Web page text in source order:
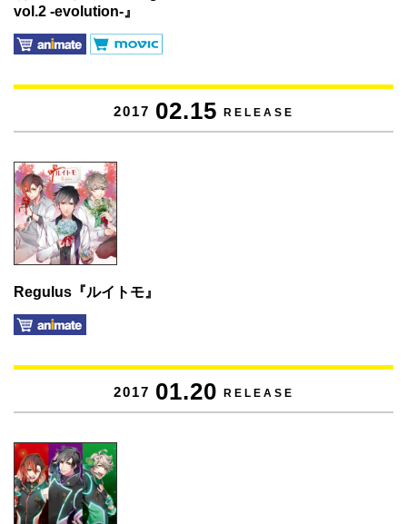
vol.2 -evolution-』
2017 02.15 RELEASE
Regulus『ルイトモ』
2017 01.20 RELEASE